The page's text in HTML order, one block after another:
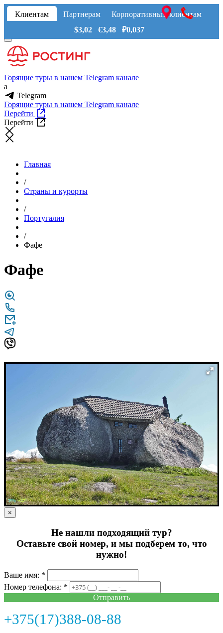
Клиентам Партнерам
Корпоративным клиентам
$3,02 €3,48 ₽0,037
Горящие туры в нашем Telegram канале
a
Telegram
Горящие туры в нашем Telegram канале
Перейти
Перейти
Главная
/
Страны и курорты
/
Португалия
/
Фафе
Фафе
×
Не нашли подходящий тур?
Оставьте свой номер, и мы подберем то, что
нужно!
Ваше имя: *
Номер телефона: *
Отправить
+375(17)388-08-88